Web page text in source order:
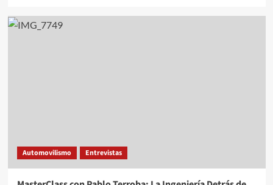
Automovilismo Entrevistas